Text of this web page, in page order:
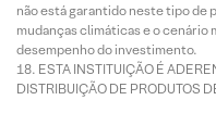
não está garantido neste tipo de
mudanças climáticas e o
desempenho do investimento.
ESTA INSTITUIÇÃO É
DISTRIBUIÇÃO DE PRODUTOS